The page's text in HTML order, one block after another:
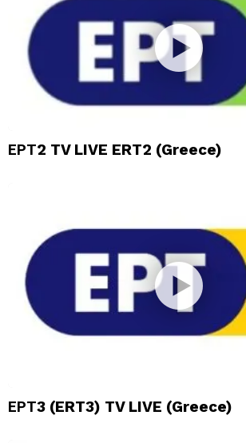
ΕΡΤ2 TV LIVE ERT2 (Greece)
ΕΡΤ3 (ERT3) TV LIVE (Greece)